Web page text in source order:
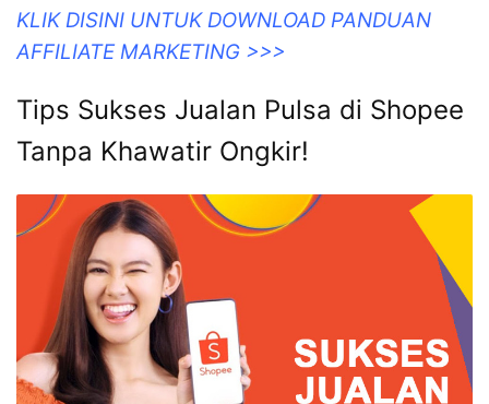
KLIK DISINI UNTUK DOWNLOAD PANDUAN
AFFILIATE MARKETING >>>
Tips Sukses Jualan Pulsa di Shopee
Tanpa Khawatir Ongkir!